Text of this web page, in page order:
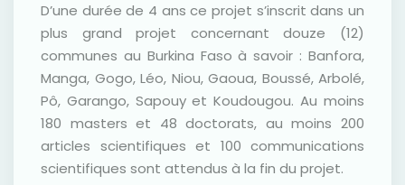
D’une durée de 4 ans ce projet s’inscrit dans un
plus grand projet concernant douze (12)
communes au Burkina Faso à savoir : Banfora,
Manga, Gogo, Léo, Niou, Gaoua, Boussé, Arbolé,
Pô, Garango, Sapouy et Koudougou. Au moins
180 masters et 48 doctorats, au moins 200
articles scientifiques et 100 communications
scientifiques sont attendus à la fin du projet.